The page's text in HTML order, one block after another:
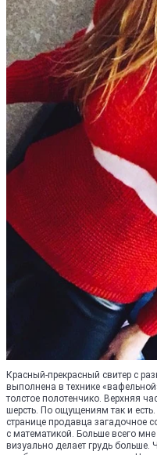
Красный-прекрасный свитер с
выполнена в технике
толстое полотенчико. Верхняя
шерсть. По ощущениям так и
странице продавца загадочное
с математикой. Больше всего
визуально делает грудь больше.